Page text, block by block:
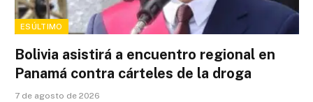
ESÚLTIMO
Bolivia asistirá a encuentro regional en
Panamá contra cárteles de la droga
7 de agosto de 2026